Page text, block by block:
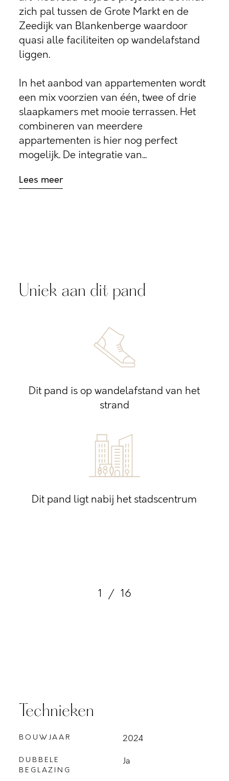
zich pal tussen de Grote Markt en de
Zeedijk van Blankenberge waardoor
quasi alle faciliteiten op wandelafstand
liggen.
In het aanbod van appartementen wordt
een mix voorzien van één, twee of drie
slaapkamers met mooie terrassen. Het
combineren van meerdere
appartementen is hier nog perfect
mogelijk. De integratie van...
Lees meer
Uniek aan dit pand
Dit pand is op wandelafstand van het
strand
Dit pand ligt nabij het stadscentrum
1 / 16
Technieken
BOUWJAAR 2024
DUBBELE
BEGLAZING
Ja